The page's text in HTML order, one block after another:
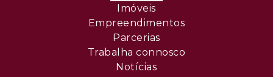
Imóveis
Empreendimentos
Parcerias
Trabalha connosco
Notícias